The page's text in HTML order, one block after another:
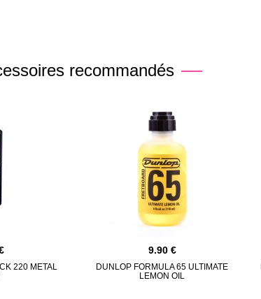
recommandés
220 METAL
9.90
DUNLOP FORMULA 65 ULTIMATE
LEMON OIL